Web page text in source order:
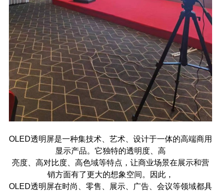
OLED透明屏是一种集技术、艺术、设计于一体的高端商用
显示产品。它独特的透明度、高
亮度、高对比度、高色域等特点，让商业场景在展示和营
销方面有了更大的想象空间。因此，
OLED透明屏在时尚、零售、展示、广告、会议等领域都具